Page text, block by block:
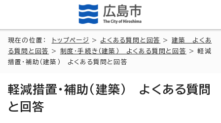
現在の位置： トップページ > よくある質問と回答 > 建築 よくあ
る質問と回答
> 制度・手続き（建築） よくある質問と回答
> 軽減
措置・補助（建築） よくある質問と回答
軽減措置・補助（建築） よくある質問
と回答